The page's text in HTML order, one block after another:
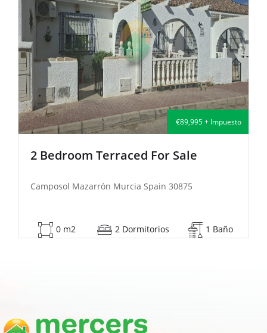
€89,995 + Impuesto
Terraced For Sale
Murcia Spain 30875
2 Dormitorios 1 Baño 53 m2